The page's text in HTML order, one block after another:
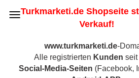
Turkmarketi.de Shopseite
Verkauf!
www.turkmarketi.de-
Alle registrierten Kunden seit
Social-Media-Seiten (Facebook,